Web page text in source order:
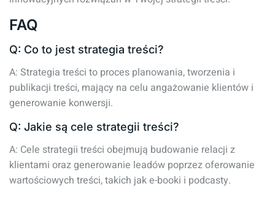
FAQ
Q: Co to jest strategia treści?
A: Strategia treści to proces planowania, tworzenia i
publikacji treści, mający na celu angażowanie klientów i
generowanie konwersji.
Q: Jakie są cele strategii treści?
A: Cele strategii treści obejmują budowanie relacji z
klientami oraz generowanie leadów poprzez oferowanie
wartościowych treści, takich jak e-booki i podcasty.